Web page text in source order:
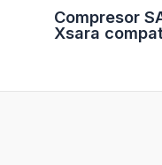
Compresor
Xsara